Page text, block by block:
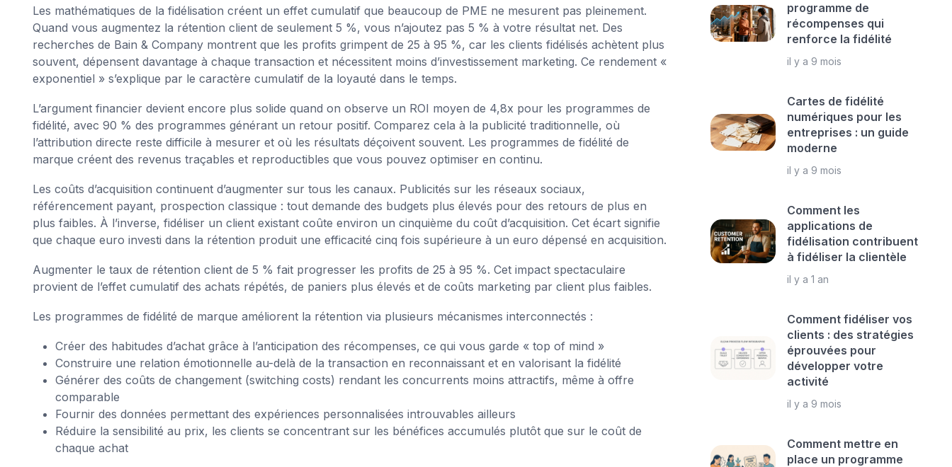
Les mathématiques de la fidélisation créent un effet cumulatif que beaucoup de PME ne mesurent pas pleinement.
Quand vous augmentez la rétention client de seulement 5 %, vous n’ajoutez pas 5 % à votre résultat net. Des
recherches de Bain & Company montrent que les profits grimpent de 25 à 95 %, car les clients fidélisés achètent plus
souvent, dépensent davantage à chaque transaction et nécessitent moins d’investissement marketing. Ce rendement «
exponentiel » s’explique par le caractère cumulatif de la loyauté dans le temps.
L’argument financier devient encore plus solide quand on observe un ROI moyen de 4,8x pour les programmes de
fidélité, avec 90 % des programmes générant un retour positif. Comparez cela à la publicité traditionnelle, où
l’attribution directe reste difficile à mesurer et où les résultats déçoivent souvent. Les programmes de fidélité de
marque créent des revenus traçables et reproductibles que vous pouvez optimiser en continu.
Les coûts d’acquisition continuent d’augmenter sur tous les canaux. Publicités sur les réseaux sociaux,
référencement payant, prospection classique : tout demande des budgets plus élevés pour des retours de plus en
plus faibles. À l’inverse, fidéliser un client existant coûte environ un cinquième du coût d’acquisition. Cet écart signifie
que chaque euro investi dans la rétention produit une efficacité cinq fois supérieure à un euro dépensé en acquisition.
Augmenter le taux de rétention client de 5 % fait progresser les profits de 25 à 95 %. Cet impact spectaculaire
provient de l’effet cumulatif des achats répétés, de paniers plus élevés et de coûts marketing par client plus faibles.
Les programmes de fidélité de marque améliorent la rétention via plusieurs mécanismes interconnectés :
Créer des habitudes d’achat grâce à l’anticipation des récompenses, ce qui vous garde « top of mind »
Construire une relation émotionnelle au-delà de la transaction en reconnaissant et en valorisant la fidélité
Générer des coûts de changement (switching costs) rendant les concurrents moins attractifs, même à offre
comparable
Fournir des données permettant des expériences personnalisées introuvables ailleurs
Réduire la sensibilité au prix, les clients se concentrant sur les bénéfices accumulés plutôt que sur le coût de
chaque achat
programme de
récompenses qui
renforce la fidélité
il y a 9 mois
Cartes de fidélité
numériques pour les
entreprises : un guide
moderne
il y a 9 mois
Comment les
applications de
fidélisation contribuent
à fidéliser la clientèle
il y a 1 an
Comment fidéliser vos
clients : des stratégies
éprouvées pour
développer votre
activité
il y a 9 mois
Comment mettre en
place un programme